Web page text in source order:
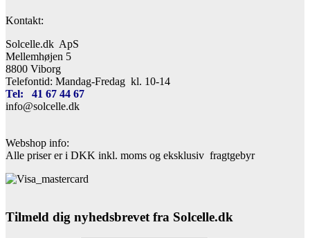
Kontakt:
Solcelle.dk ApS
Mellemhøjen 5
8800 Viborg
Telefontid: Mandag-Fredag kl. 10-14
Tel: 41 67 44 67
info@solcelle.dk
Webshop info:
Alle priser er i DKK inkl. moms og eksklusiv fragtgebyr
Tilmeld dig nyhedsbrevet fra Solcelle.dk